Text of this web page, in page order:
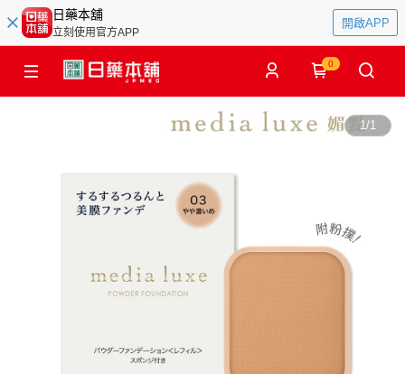
日藥本舖
立刻使用官方APP
開啟APP
0
1/1